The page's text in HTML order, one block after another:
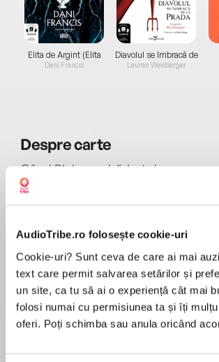
AudioTribe.ro folosește cookie-uri
Cookie-uri? Sunt ceva de care ai mai
text care permit salvarea setărilor și
un site, ca tu să ai o experiență cât mai
folosi numai cu permisiunea ta și îți
oferi. Poți schimba sau anula oricând
Elita de Argint (Elita
de...
Dani Francis
Diavolul se îmbracă de
la...
Lauren Weisberger
Desprecarte
Când Blake, un bărbat de succes,
logodnică și rămas fără slujbă,
deschis ușa celei mai mari greșeli
Whitney pare perfectă:
aproape invizibilă. Însă, în spatele
calm, ea ascunde un trecut
răzbunător. Mirosurile ciudate,
miez de noapte, privirile vecinilor –
MAI MULT
Recenzii
Cartea buna, lectura fără
de punctuație. Greu de urmarit